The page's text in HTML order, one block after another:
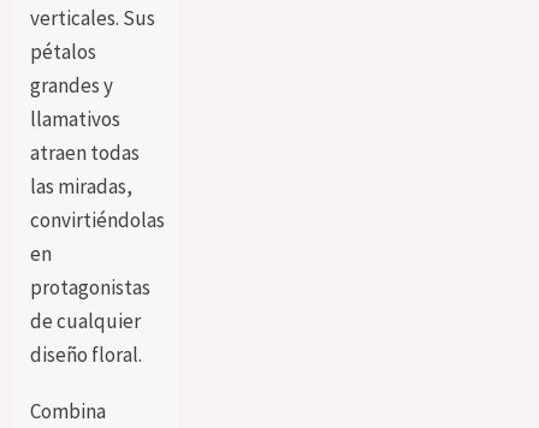
verticales. Sus
pétalos
grandes y
llamativos
atraen todas
las miradas,
convirtiéndolas
en
protagonistas
de cualquier
diseño floral.
Combina